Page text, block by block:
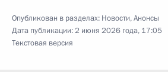
Опубликован в разделах: Новости,Анонсы
Дата публикации:2 июня 2026 года, 17:05
Текстовая версия